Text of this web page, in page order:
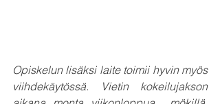
Opiskelun lisäksi laite toimii hyvin myös
viihdekäytössä. Vietin kokeilujakson